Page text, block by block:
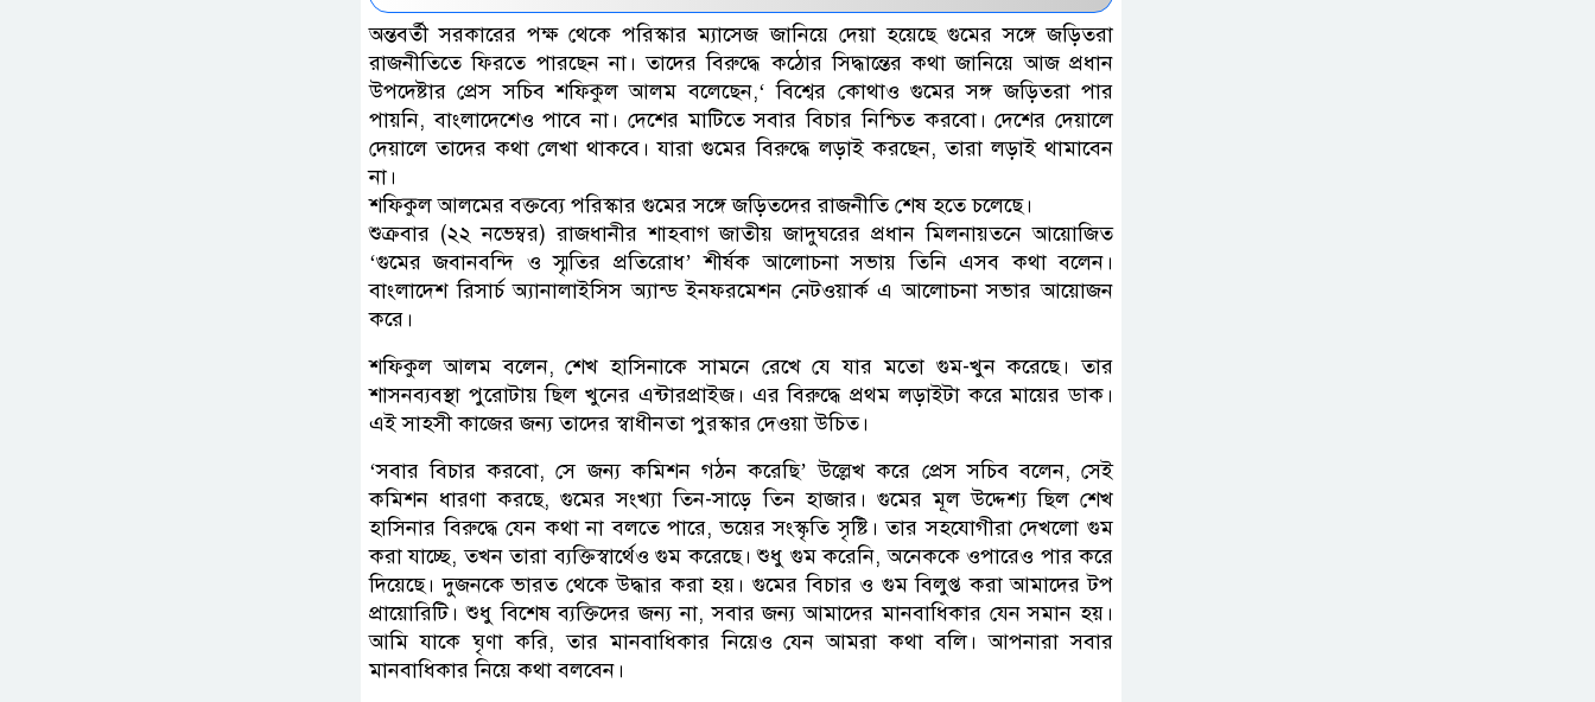
অন্তবর্তী সরকারের পক্ষ থেকে পরিস্কার ম্যাসেজ জানিয়ে দেয়া হয়েছে গুমের সঙ্গে জড়িতরা
রাজনীতিতে ফিরতে পারছেন না। তাদের বিরুদ্ধে কঠোর সিদ্ধান্তের কথা জানিয়ে আজ প্রধান
উপদেষ্টার প্রেস সচিব শফিকুল আলম বলেছেন,‘ বিশ্বের কোথাও গুমের সঙ্গ জড়িতরা পার
পায়নি, বাংলাদেশেও পাবে না। দেশের মাটিতে সবার বিচার নিশ্চিত করবো। দেশের দেয়ালে
দেয়ালে তাদের কথা লেখা থাকবে। যারা গুমের বিরুদ্ধে লড়াই করছেন, তারা লড়াই থামাবেন
না।
শফিকুল আলমের বক্তব্যে পরিস্কার গুমের সঙ্গে জড়িতদের রাজনীতি শেষ হতে চলেছে।
শুক্রবার (২২ নভেম্বর) রাজধানীর শাহবাগ জাতীয় জাদুঘরের প্রধান মিলনায়তনে আয়োজিত
‘গুমের জবানবন্দি ও স্মৃতির প্রতিরোধ’ শীর্ষক আলোচনা সভায় তিনি এসব কথা বলেন।
বাংলাদেশ রিসার্চ অ্যানালাইসিস অ্যান্ড ইনফরমেশন নেটওয়ার্ক এ আলোচনা সভার আয়োজন
করে।
শফিকুল আলম বলেন, শেখ হাসিনাকে সামনে রেখে যে যার মতো গুম-খুন করেছে। তার
শাসনব্যবস্থা পুরোটায় ছিল খুনের এন্টারপ্রাইজ। এর বিরুদ্ধে প্রথম লড়াইটা করে মায়ের ডাক।
এই সাহসী কাজের জন্য তাদের স্বাধীনতা পুরস্কার দেওয়া উচিত।
‘সবার বিচার করবো, সে জন্য কমিশন গঠন করেছি’ উল্লেখ করে প্রেস সচিব বলেন, সেই
কমিশন ধারণা করছে, গুমের সংখ্যা তিন-সাড়ে তিন হাজার। গুমের মূল উদ্দেশ্য ছিল শেখ
হাসিনার বিরুদ্ধে যেন কথা না বলতে পারে, ভয়ের সংস্কৃতি সৃষ্টি। তার সহযোগীরা দেখলো গুম
করা যাচ্ছে, তখন তারা ব্যক্তিস্বার্থেও গুম করেছে। শুধু গুম করেনি, অনেককে ওপারেও পার করে
দিয়েছে। দুজনকে ভারত থেকে উদ্ধার করা হয়। গুমের বিচার ও গুম বিলুপ্ত করা আমাদের টপ
প্রায়োরিটি। শুধু বিশেষ ব্যক্তিদের জন্য না, সবার জন্য আমাদের মানবাধিকার যেন সমান হয়।
আমি যাকে ঘৃণা করি, তার মানবাধিকার নিয়েও যেন আমরা কথা বলি। আপনারা সবার
মানবাধিকার নিয়ে কথা বলবেন।